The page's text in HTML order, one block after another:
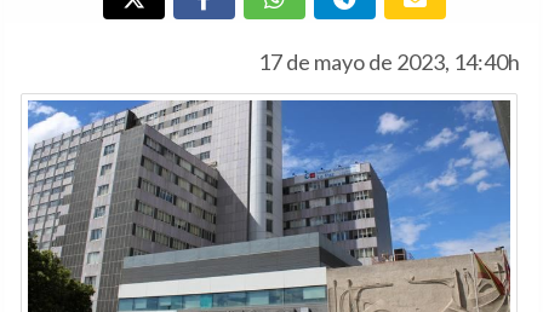
17 de mayo de 2023, 14:40h